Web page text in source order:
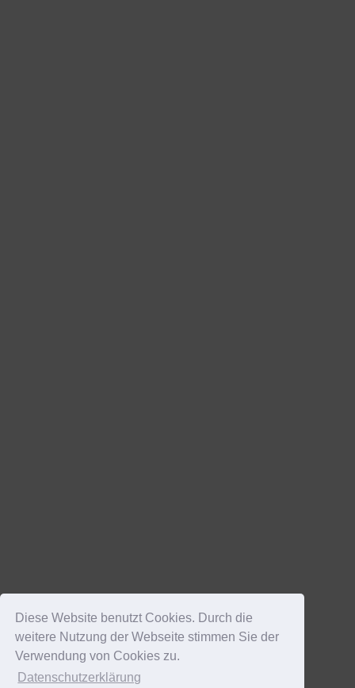
Diese Website benutzt Cookies. Durch die
weitere Nutzung der Webseite stimmen Sie der
Verwendung von Cookies zu.
Datenschutzerklärung